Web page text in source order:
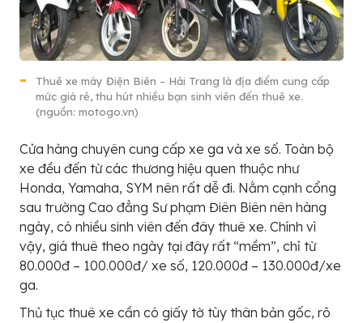
Thuê xe máy Điện Biên – Hải Trang là địa điểm cung cấp
mức giá rẻ, thu hút nhiều bạn sinh viên đến thuê xe.
(nguồn: motogo.vn)
Cửa hàng chuyên cung cấp xe ga và xe số. Toàn bộ
xe đều đến từ các thương hiệu quen thuộc như
Honda, Yamaha, SYM nên rất dễ đi. Nằm cạnh cổng
sau trường Cao đẳng Sư phạm Điên Biên nên hàng
ngày, có nhiều sinh viên đến đây thuê xe. Chính vì
vậy, giá thuê theo ngày tại đây rất “mềm”, chỉ từ
80.000đ – 100.000đ/ xe số, 120.000đ – 130.000đ/xe
ga.
Thủ tục thuê xe cần có giấy tờ tùy thân bản gốc, rõ